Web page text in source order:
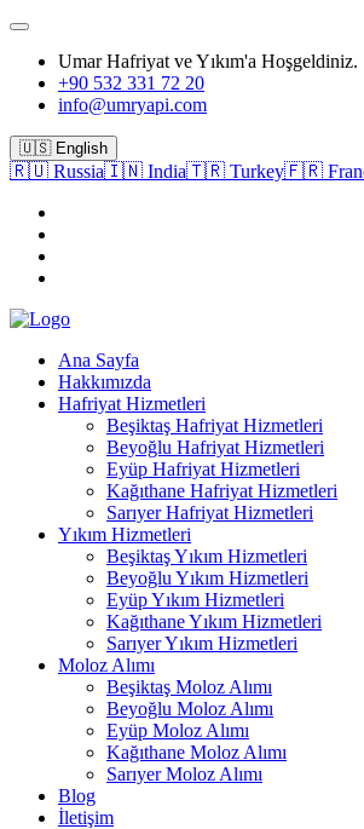
Umar Hafriyat ve Yıkım'a Hoşgeldiniz.
+90 532 331 72 20
info@umryapi.com
🇺🇸 English
🇷🇺 Russia🇮🇳 India🇹🇷 Turkey🇫🇷
Ana Sayfa
Hakkımızda
Hafriyat Hizmetleri
Beşiktaş Hafriyat Hizmetleri
Beyoğlu Hafriyat Hizmetleri
Eyüp Hafriyat Hizmetleri
Kağıthane Hafriyat Hizmetleri
Sarıyer Hafriyat Hizmetleri
Yıkım Hizmetleri
Beşiktaş Yıkım Hizmetleri
Beyoğlu Yıkım Hizmetleri
Eyüp Yıkım Hizmetleri
Kağıthane Yıkım Hizmetleri
Sarıyer Yıkım Hizmetleri
Moloz Alımı
Beşiktaş Moloz Alımı
Beyoğlu Moloz Alımı
Eyüp Moloz Alımı
Kağıthane Moloz Alımı
Sarıyer Moloz Alımı
Blog
İletişim